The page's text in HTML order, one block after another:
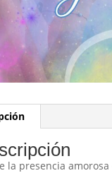
la presencia